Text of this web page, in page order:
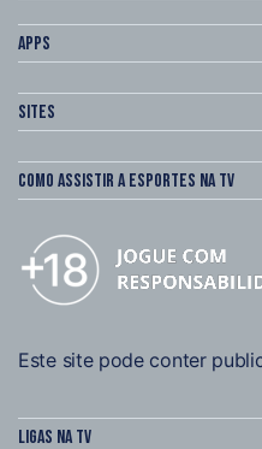
Apps
Sites
Como assistir a esportes na TV
Este site pode conter
Ligas na TV